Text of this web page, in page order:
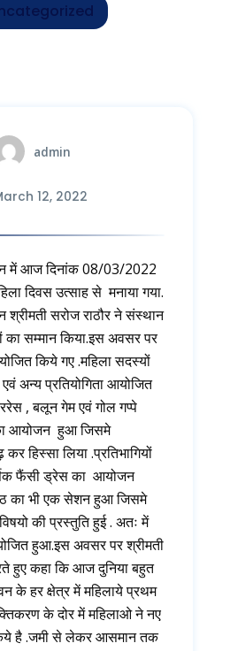
admin
12, 2022
में आज दिनांक 08/03/2022
दिवस उत्साह से मनाया गया.
सरोज राठौर ने संस्थान
का सम्मान किया.इस अवसर पर
किये गए .महिला सदस्यों
अन्य प्रतियोगिता आयोजित
, बलून गेम एवं गोल गप्पे
आयोजन हुआ जिसमे
हिस्सा लिया .प्रतिभागियों
फैंसी ड्रेस का आयोजन
का भी एक सेशन हुआ जिसमे
की प्रस्तुति हुई . अतः में
हुआ.इस अवसर पर श्रीमती
हुए कहा कि आज दुनिया बहुत
के हर क्षेत्र में महिलाये प्रथम
के दोर में महिलाओ ने नए
किये है .जमी से लेकर आसमान तक